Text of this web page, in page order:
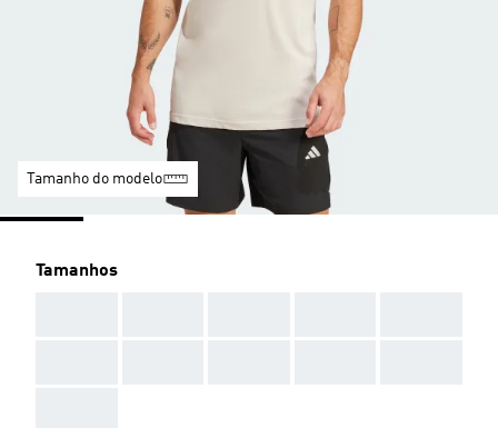
Tamanho do modelo
Tamanhos